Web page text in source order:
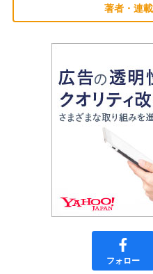
著者・連
フォロー